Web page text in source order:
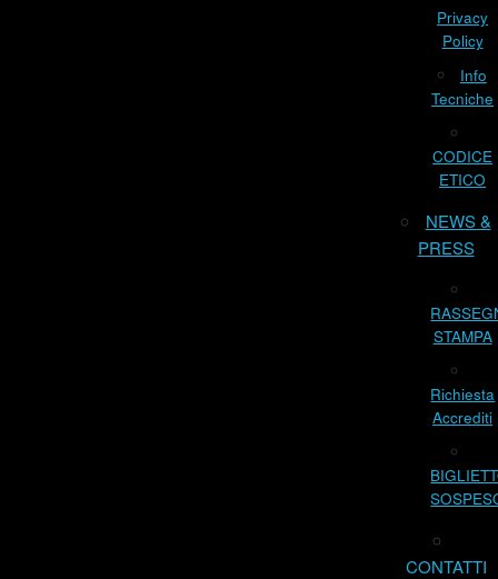
Privacy
Policy
Info
Tecniche
CODICE
ETICO
NEWS &
PRESS
STAMPA
Richiesta
Accrediti
CONTATTI